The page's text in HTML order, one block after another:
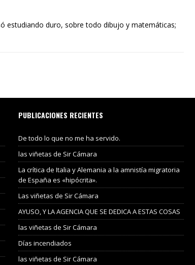
estudiando duro, sobre todo dibujo y matemáticas;
PUBLICACIONES RECIENTES
De todo lo que no me ha servido.
las viñetas de Sir Cámara
La crítica de Italia y Alemania a la amnistía migratoria
de España es «hipócrita».
Las viñetas de Sir Cámara
AYUSO, Y LA AGENCIA QUE SE DEDICA A ESTAS COSAS
las viñetas de Sir Cámara
Días incendiados
las viñetas de Sir Cámara